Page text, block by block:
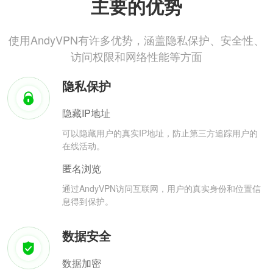
主要的优势
使用AndyVPN有许多优势，涵盖隐私保护、安全性、
访问权限和网络性能等方面
隐私保护
隐藏IP地址
可以隐藏用户的真实IP地址，防止第三方追踪用户的
在线活动。
匿名浏览
通过AndyVPN访问互联网，用户的真实身份和位置信
息得到保护。
数据安全
数据加密